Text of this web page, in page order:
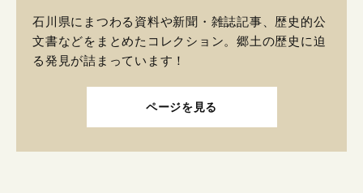
石川県にまつわる資料や新聞・雑誌記事、歴史的公
文書などをまとめたコレクション。郷土の歴史に迫
る発見が詰まっています！
ページを見る